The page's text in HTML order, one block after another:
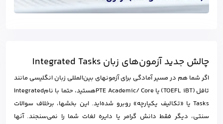
چالش جدید آزمون‌های زبان Integrated Tasks
اگر شما هم در مسیر آمادگی برای آزمونهای بین‌المللی زبان انگلیسی مانند
تافل (TOEFL iBT) یا PTE Academic/ Coreهستید، حتما با نامIntegrated
Tasks یا «تکالیف یکپارچه» روبرو شده‌اید. این بخشها، برخلاف سوالات
سنتی، دیگر فقط دانش گرامر یا دایره لغات شما را نمی‌سنجند. آنها